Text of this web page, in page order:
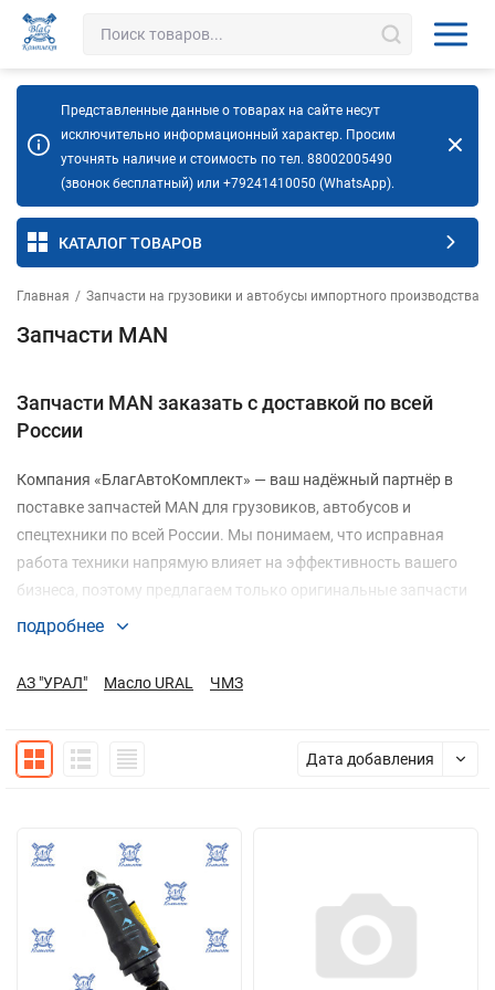
Представленные данные о товарах на сайте несут
исключительно информационный характер. Просим
уточнять наличие и стоимость по тел. 88002005490
(звонок бесплатный) или +79241410050 (WhatsApp).
КАТАЛОГ ТОВАРОВ
Главная / Запчасти на грузовики и автобусы импортного производства
Запчасти MAN
Запчасти MAN заказать с доставкой по всей
России
Компания «БлагАвтоКомплект» — ваш надёжный партнёр в
поставке запчастей MAN для грузовиков, автобусов и
спецтехники по всей России. Мы понимаем, что исправная
работа техники напрямую влияет на эффективность вашего
бизнеса, поэтому предлагаем только оригинальные запчасти
MAN, которые гарантируют долгий срок службы и абсолютную
MAN — бренд, которому доверяют профессионалы.
предотвращает поломки, но и поддерживает высокую
производительность вашего автопарка. С нами вы можете
Мы делаем процесс покупки максимально простым: от
подбора деталей до доставки по всей стране. С
«БлагАвтоКомплект» вы легко купите запчасти MAN, которые
идеально подходят вашей технике, экономя время и ресурсы.
подробнее
АЗ "УРАЛ" Масло URAL ЧМЗ
Дата добавления